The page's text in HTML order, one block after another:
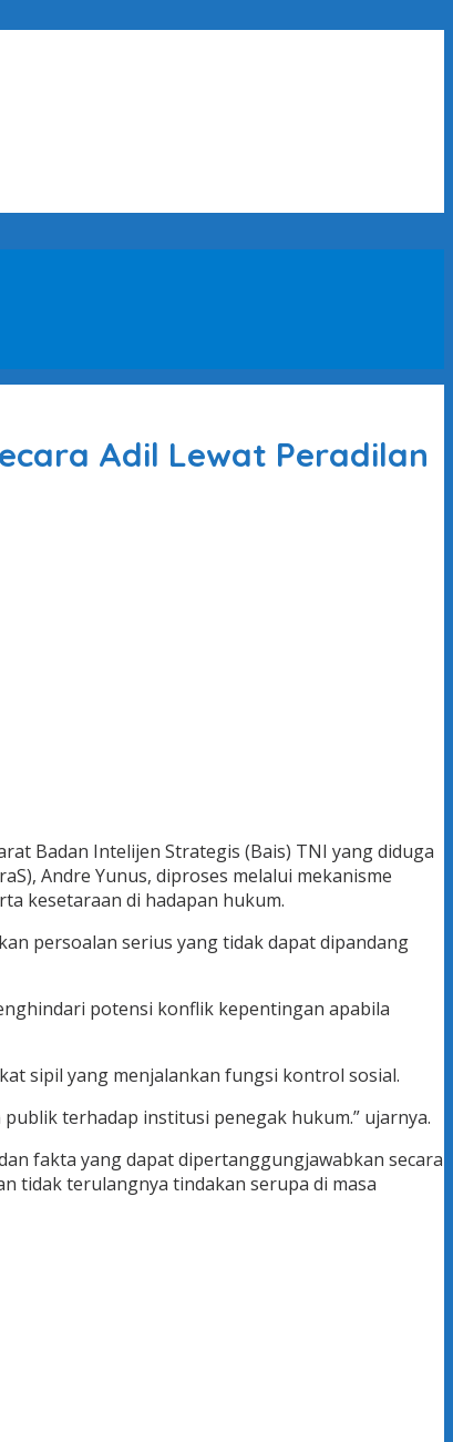
Adil Lewat Peradilan
Badan Intelijen Strategis (Bais) TNI yang diduga
Andre Yunus, diproses melalui mekanisme
kesetaraan di hadapan hukum.
persoalan serius yang tidak dapat dipandang
potensi konflik kepentingan apabila
sipil yang menjalankan fungsi kontrol sosial.
terhadap institusi penegak hukum.” ujarnya.
fakta yang dapat dipertanggungjawabkan secara
tidak terulangnya tindakan serupa di masa